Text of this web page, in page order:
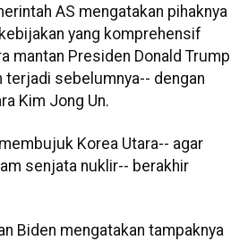
AS mengatakan pihaknya
yang komprehensif
mantan Presiden Donald Trump
terjadi sebelumnya-- dengan
Kim Jong Un.
Korea Utara-- agar
senjata nuklir-- berakhir
Biden mengatakan tampaknya